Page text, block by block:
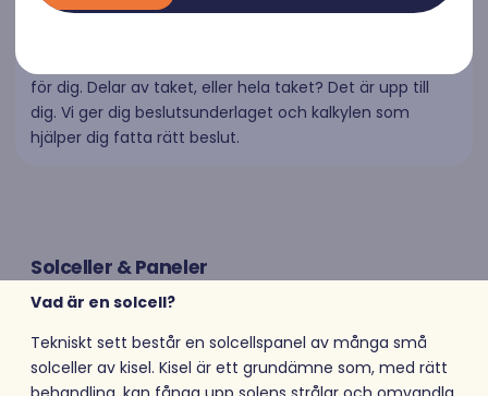
anpassning till just ditt hus. Resan till en snygg och
för dig. Delar av taket, eller hela taket? Det är upp till
dig. Vi ger dig beslutsunderlaget och kalkylen som
hjälper dig fatta rätt beslut.
Solceller & Paneler
Vad är en solcell?
Tekniskt sett består en solcellspanel av många små
solceller av kisel. Kisel är ett grundämne som, med rätt